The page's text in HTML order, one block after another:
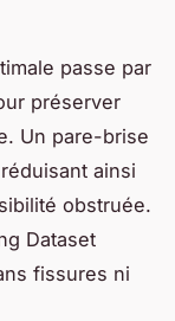
passe par
préserver
Un pare-brise
ainsi
obstruée.
Dataset
fissures ni